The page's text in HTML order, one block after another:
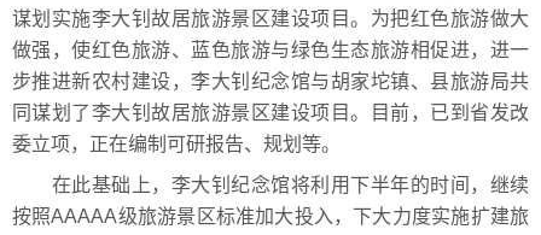
谋划实施李大钊故居旅游景区建设项目。为把红色旅游做大
做强，使红色旅游、蓝色旅游与绿色生态旅游相促进，进一
步推进新农村建设，李大钊纪念馆与胡家坨镇、县旅游局共
同谋划了李大钊故居旅游景区建设项目。目前，已到省发改
委立项，正在编制可研报告、规划等。
在此基础上，李大钊纪念馆将利用下半年的时间，继续
按照AAAAA级旅游景区标准加大投入，下大力度实施扩建旅